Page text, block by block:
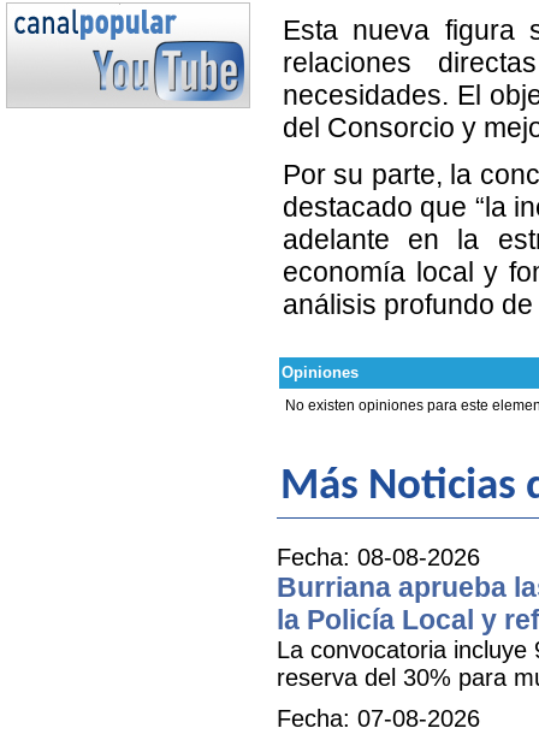
Esta nueva figura
relaciones
necesidades. El
del Consorcio y
Por su parte, la
destacado que “la
adelante en la
economía local y
análisis profundo
Opiniones
No existen opiniones para este
Más Noticias
Fecha: 08-08-2026
Burriana aprueba
la Policía Local y
La convocatoria
reserva del 30% para
Fecha: 07-08-2026